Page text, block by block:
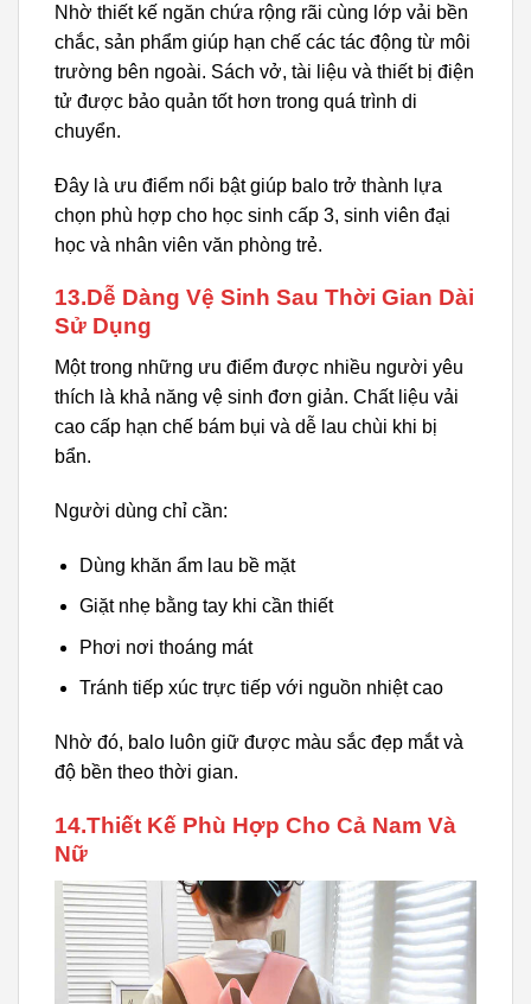
Nhờ thiết kế ngăn chứa rộng rãi cùng lớp vải bền
chắc, sản phẩm giúp hạn chế các tác động từ môi
trường bên ngoài. Sách vở, tài liệu và thiết bị điện
tử được bảo quản tốt hơn trong quá trình di
chuyển.
Đây là ưu điểm nổi bật giúp balo trở thành lựa
chọn phù hợp cho học sinh cấp 3, sinh viên đại
học và nhân viên văn phòng trẻ.
13.Dễ Dàng Vệ Sinh Sau Thời Gian Dài
Sử Dụng
Một trong những ưu điểm được nhiều người yêu
thích là khả năng vệ sinh đơn giản. Chất liệu vải
cao cấp hạn chế bám bụi và dễ lau chùi khi bị
bẩn.
Người dùng chỉ cần:
Dùng khăn ẩm lau bề mặt
Giặt nhẹ bằng tay khi cần thiết
Phơi nơi thoáng mát
Tránh tiếp xúc trực tiếp với nguồn nhiệt cao
Nhờ đó, balo luôn giữ được màu sắc đẹp mắt và
độ bền theo thời gian.
14.Thiết Kế Phù Hợp Cho Cả Nam Và
Nữ